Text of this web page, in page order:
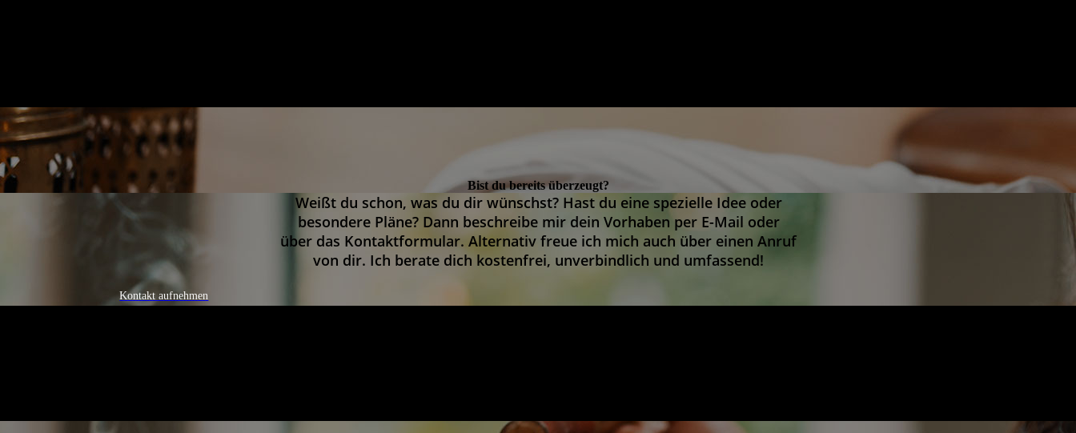
Bist du bereits überzeugt?
Weißt du schon, was du dir wünschst? Hast du eine spezielle Idee oder
besondere Pläne? Dann beschreibe mir dein Vorhaben per E-Mail oder
über das Kontaktformular. Alternativ freue ich mich auch über einen Anruf
von dir. Ich berate dich kostenfrei, unverbindlich und umfassend!
Kontakt aufnehmen